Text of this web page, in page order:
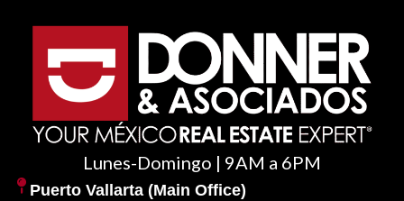
Lunes-Domingo | 9AM a 6PM
Puerto Vallarta (Main Office)